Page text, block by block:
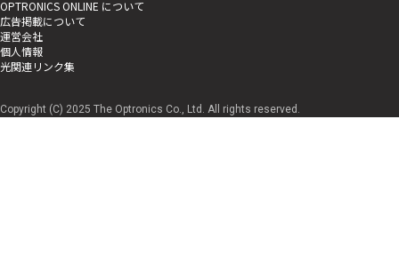
OPTRONICS ONLINE について
広告掲載について
運営会社
個人情報
光関連リンク集
Copyright (C) 2025 The Optronics Co., Ltd. All rights reserved.